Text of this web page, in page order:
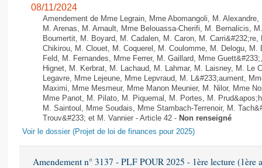
08/11/2024
Amendement de Mme Legrain, Mme Abomangoli, M.
M. Arenas, M. Arnault, Mme Belouassa-Cherifi, M. Bernalicis,
Boumertit, M. Boyard, M. Cadalen, M. Caron, M.
Chikirou, M. Clouet, M. Coquerel, M. Coulomme, M. Delogu, M.
Feld, M. Fernandes, Mme Ferrer, M. Gaillard, Mme
Hignet, M. Kerbrat, M. Lachaud, M. Lahmar, M. Laisney, M. Le
Legavre, Mme Lejeune, Mme Lepvraud, M. L&#233;aument,
Maximi, Mme Mesmeur, Mme Manon Meunier, M. Nilor, Mme
Mme Panot, M. Pilato, M. Piquemal, M. Portes, M.
M. Saintoul, Mme Soudais, Mme Stambach-Terrenoir, M.
Trouv&#233; et M. Vannier - Article 42 - Non renseigné
Voir le dossier (Projet de loi de finances pour 2025)
Amendement n° 3137 - PLF POUR 2025 - 1ère lecture (1ère